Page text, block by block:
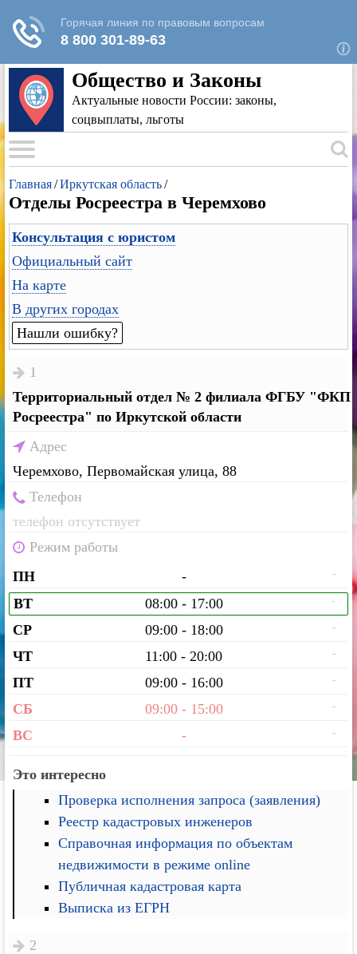
Общество и Законы
Актуальные новости России: законы,
соцвыплаты, льготы
Главная/Иркутская область/
Отделы Росреестра в Черемхово
Консультация с юристом
Официальный сайт
На карте
В других городах
Нашли ошибку?
1
Территориальный отдел № 2 филиала ФГБУ "ФКП
Росреестра" по Иркутской области
Адрес
Черемхово, Первомайская улица, 88
Телефон
телефон отсутствует
Режим работы
ПН
- -
ВТ 08:00 - 17:00 -
СР 09:00 - 18:00 -
ЧТ 11:00 - 20:00 -
ПТ 09:00 - 16:00 -
СБ 09:00 - 15:00 -
ВС - -
Это интересно
Проверка исполнения запроса (заявления)
Реестр кадастровых инженеров
Справочная информация по объектам
недвижимости в режиме online
Публичная кадастровая карта
Выписка из ЕГРН
2
Для любых предложений по сайту: rk-
reestr@cp9.ru